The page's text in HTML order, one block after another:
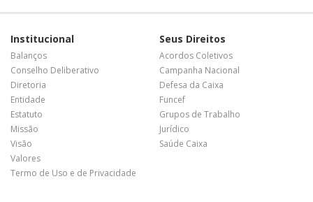
Institucional
Balanços
Conselho Deliberativo
Diretoria
Entidade
Estatuto
Missão
Visão
Valores
Termo de Uso e de Privacidade
Seus Direitos
Acordos Coletivos
Campanha Nacional
Defesa da Caixa
Funcef
Grupos de Trabalho
Jurídico
Saúde Caixa